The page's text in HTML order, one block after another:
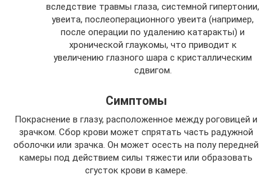
вследствие травмы глаза, системной гипертонии,
увеита, послеоперационного увеита (например,
после операции по удалению катаракты) и
хронической глаукомы, что приводит к
увеличению глазного шара с кристаллическим
сдвигом.
Симптомы
Покраснение в глазу, расположенное между роговицей и
зрачком. Сбор крови может спрятать часть радужной
оболочки или зрачка. Он может осесть на полу передней
камеры под действием силы тяжести или образовать
сгусток крови в камере.